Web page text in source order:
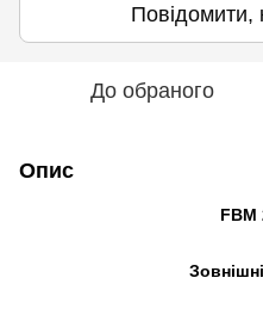
Повідомити,
До обраного
Опис
FBM